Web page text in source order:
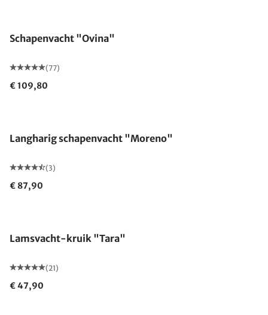
Schapenvacht "Ovina"
(77)
€ 109,80
Langharig schapenvacht "Moreno"
(3)
€ 87,90
Lamsvacht-kruik "Tara"
(21)
€ 47,90